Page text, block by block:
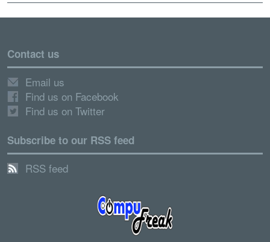
Contact us
Email us
Find us on Facebook
Find us on Twitter
Subscribe to our RSS feed
RSS feed